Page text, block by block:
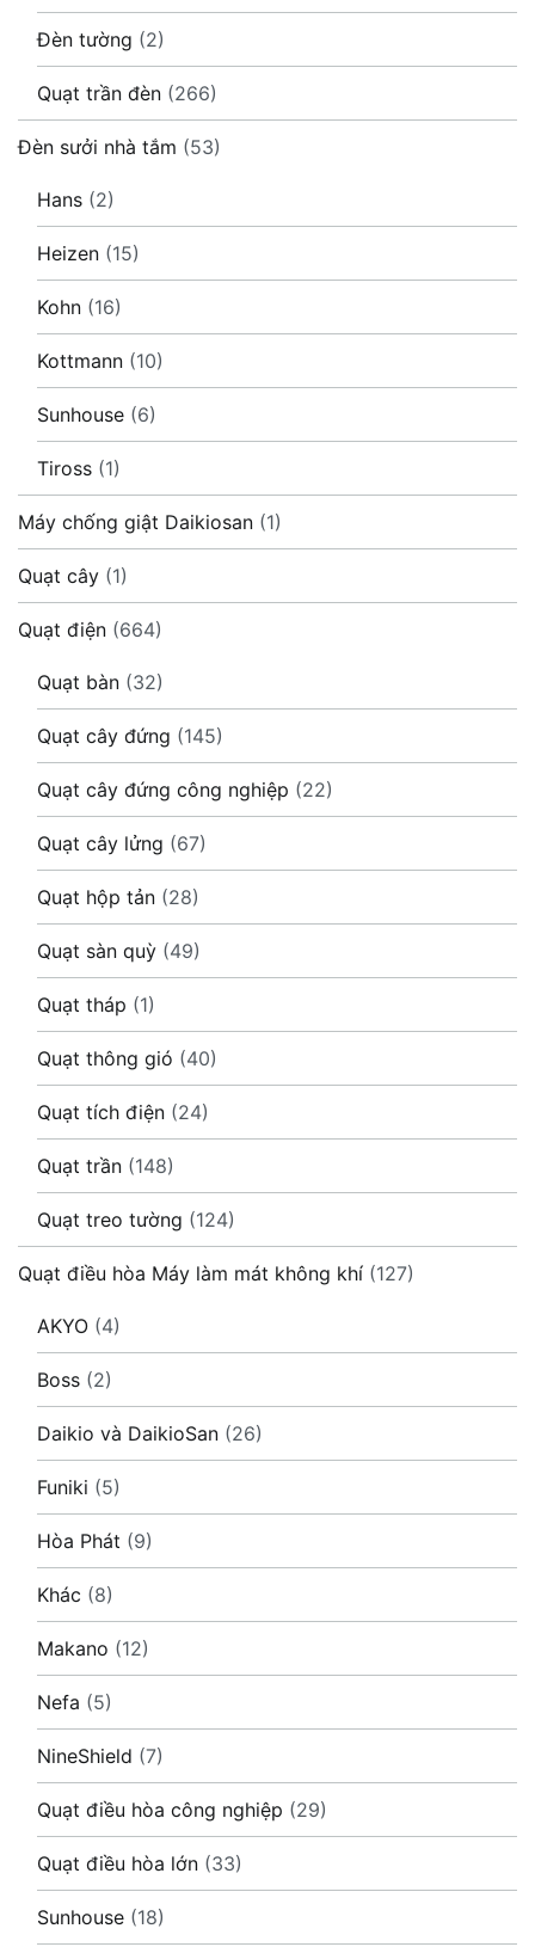
Đèn tường (2)
Quạt trần đèn (266)
Đèn sưởi nhà tắm (53)
Hans (2)
Heizen (15)
Kohn (16)
Kottmann (10)
Sunhouse (6)
Tiross (1)
Máy chống giật Daikiosan (1)
Quạt cây (1)
Quạt điện (664)
Quạt bàn (32)
Quạt cây đứng (145)
Quạt cây đứng công nghiệp (22)
Quạt cây lửng (67)
Quạt hộp tản (28)
Quạt sàn quỳ (49)
Quạt tháp (1)
Quạt thông gió (40)
Quạt tích điện (24)
Quạt trần (148)
Quạt treo tường (124)
Quạt điều hòa Máy làm mát không khí (127)
AKYO (4)
Boss (2)
Daikio và DaikioSan (26)
Funiki (5)
Hòa Phát (9)
Khác (8)
Makano (12)
Nefa (5)
NineShield (7)
Quạt điều hòa công nghiệp (29)
Quạt điều hòa lớn (33)
Sunhouse (18)